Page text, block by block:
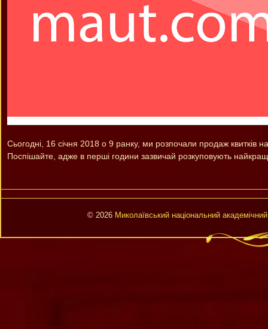
Сьогодні, 16 січня 2018 о 9 ранку, ми розпочали продаж квитків
Поспішайте, адже в перші години зазвичай розкуповують
© 2026 Миколаївський національний